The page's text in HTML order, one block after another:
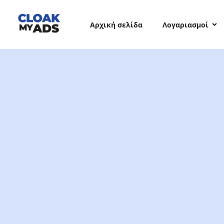
Αρχική σελίδα Λογαριασμοί